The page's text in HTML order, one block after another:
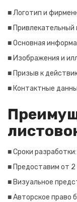
■ Логотип и
■ Привлекательный
■ Основная
■ Изображения и
■ Призыв к
■ Контактные
■ Сроки
■ Предоставим от 2
■ Визуальное
■ Авторское право